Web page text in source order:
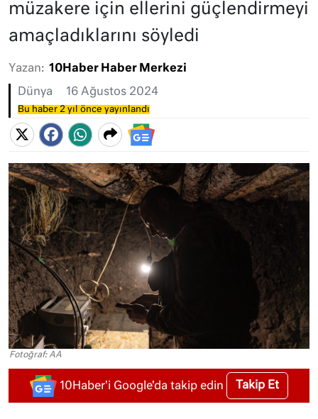
müzakere için ellerini güçlendirmeyi
amaçladıklarını söyledi
Yazan: 10Haber Haber Merkezi
Dünya 16 Ağustos 2024
Bu haber 2 yıl önce yayınlandı
Fotoğraf: AA
10Haber'i Google'da takip edin Takip Et